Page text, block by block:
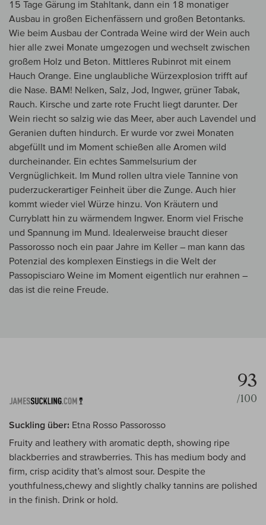
15 Tage Gärung im Stahltank, dann ein 18 monatiger
Ausbau in großen Eichenfässern und großen Betontanks.
Wie beim Ausbau der Contrada Weine wird der Wein auch
hier alle zwei Monate umgezogen und wechselt zwischen
großem Holz und Beton. Mittleres Rubinrot mit einem
Hauch Orange. Eine unglaubliche Würzexplosion trifft auf
die Nase. BAM! Nelken, Salz, Jod, Ingwer, grüner Tabak,
Rauch. Kirsche und zarte rote Frucht liegt darunter. Der
Wein riecht so salzig wie das Meer, aber auch Lavendel und
Geranien duften hindurch. Er wurde vor zwei Monaten
abgefüllt und im Moment schießen alle Aromen wild
durcheinander. Ein echtes Sammelsurium der
Vergnüglichkeit. Im Mund rollen ultra viele Tannine von
puderzuckerartiger Feinheit über die Zunge. Auch hier
kommt wieder viel Würze hinzu. Von Kräutern und
Curryblatt hin zu wärmendem Ingwer. Enorm viel Frische
und Spannung im Mund. Idealerweise braucht dieser
Passorosso noch ein paar Jahre im Keller – man kann das
Potenzial des komplexen Einstiegs in die Welt der
Passopisciaro Weine im Moment eigentlich nur erahnen –
das ist die reine Freude.
93
/100
Suckling über: Etna Rosso Passorosso
Fruity and leathery with aromatic depth, showing ripe
blackberries and strawberries. This has medium body and
firm, crisp acidity that’s almost sour. Despite the
youthfulness,chewy and slightly chalky tannins are polished
in the finish. Drink or hold.